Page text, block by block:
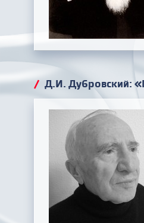
/ Д.И. Дубровский: